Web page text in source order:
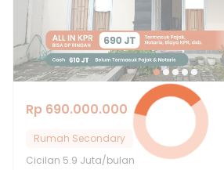
Rp 690.000.000
Rumah Secondary
Cicilan 5.9 Juta/bulan